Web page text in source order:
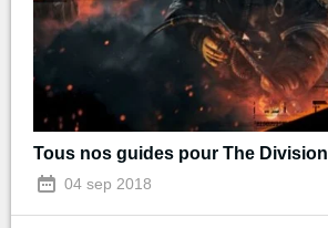
Tous nos guides pour The Division
04 sep 2018